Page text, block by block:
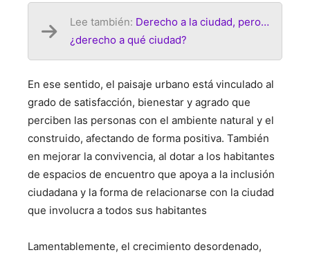
Lee también: Derecho a la ciudad, pero…
¿derecho a qué ciudad?
En ese sentido, el paisaje urbano está vinculado al
grado de satisfacción, bienestar y agrado que
perciben las personas con el ambiente natural y el
construido, afectando de forma positiva. También
en mejorar la convivencia, al dotar a los habitantes
de espacios de encuentro que apoya a la inclusión
ciudadana y la forma de relacionarse con la ciudad
que involucra a todos sus habitantes
Lamentablemente, el crecimiento desordenado,